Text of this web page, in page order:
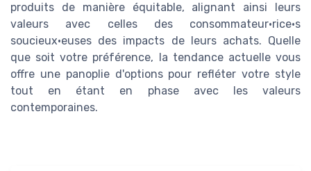
produits de manière équitable, alignant ainsi leurs
valeurs avec celles des consommateur·rice·s
soucieux·euses des impacts de leurs achats. Quelle
que soit votre préférence, la tendance actuelle vous
offre une panoplie d'options pour refléter votre style
tout en étant en phase avec les valeurs
contemporaines.